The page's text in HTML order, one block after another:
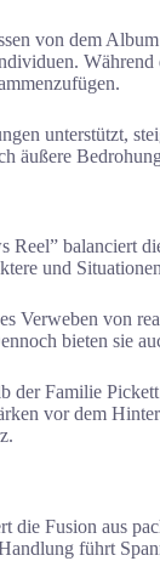
von dem
unterstützt,
äußere
Reel” balanciert
und
Verweben von
bieten sie
der Familie
vor dem
die Fusion aus
führt